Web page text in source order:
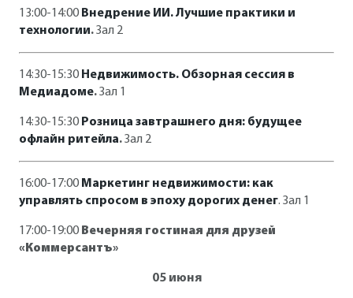
13:00-14:00 Внедрение ИИ. Лучшие практики и
технологии.Зал 2
14:30-15:30 Недвижимость. Обзорная сессия в
Медиадоме.Зал 1
14:30-15:30 Розница завтрашнего дня: будущее
офлайн ритейла.Зал 2
16:00-17:00 Маркетинг недвижимости: как
управлять спросом в эпоху дорогих денег. Зал 1
17:00-19:00 Вечерняя гостиная для друзей
«Коммерсантъ»
05 июня